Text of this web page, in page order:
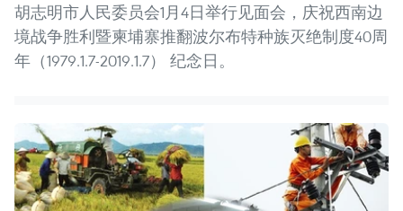
胡志明市人民委员会1月4日举行见面会，庆祝西南边
境战争胜利暨柬埔寨推翻波尔布特种族灭绝制度40周
年（1979.1.7-2019.1.7） 纪念日。